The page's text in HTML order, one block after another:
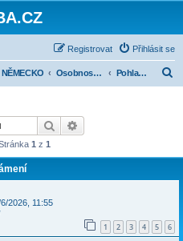
Přihlásit se
Registrovat
NĚMECKO Osobnosti, organizace, vojáci Pohlaváři
Hledat
1 z 1
2026, 11:55
1 2 3 4 5 6